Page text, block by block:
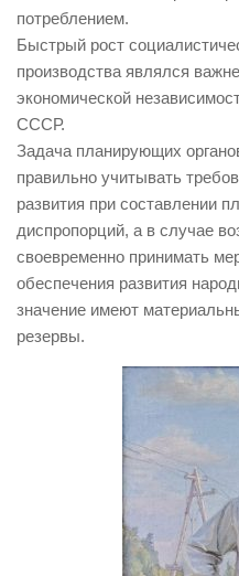
потреблением.
Быстрый рост
производства являлся
экономической
СССР.
Задача планирующих
правильно учитывать
развития при составлении
диспропорций, а в случае
своевременно принимать
обеспечения развития
значение имеют
резервы.